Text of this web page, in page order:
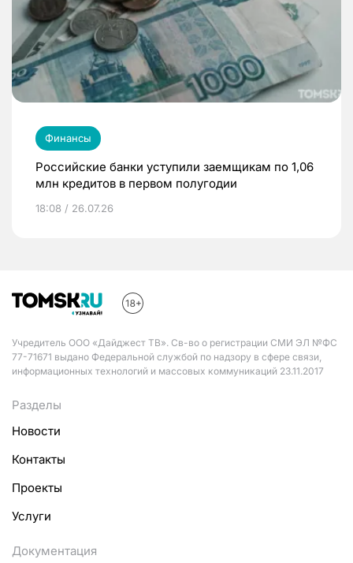
Финансы
Российские банки уступили заемщикам по 1,06
млн кредитов в первом полугодии
18:08 / 26.07.26
Учредитель ООО «Дайджест ТВ». Св-во о регистрации СМИ ЭЛ №ФС
77-71671 выдано Федеральной службой по надзору в сфере связи,
информационных технологий и массовых коммуникаций 23.11.2017
Разделы
Новости
Контакты
Проекты
Услуги
Документация